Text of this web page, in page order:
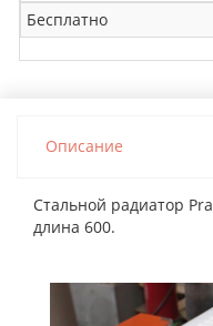
Бесплатно
Описание
Стальной радиатор
длина 600.